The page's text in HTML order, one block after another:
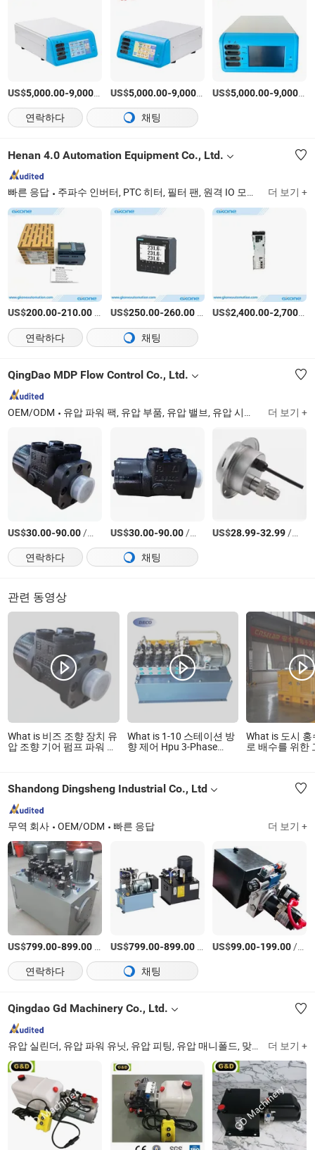
US$5,000.00-9,000.00 /세트
US$5,000.00-9,000.00 /세트
US$5,000.00-9,000.00
연락하다
채팅
Henan 4.0 Automation Equipment Co., Ltd.
빠른 응답 주파수 인버터, PTC 히터, 필터 팬, 원격 IO 모듈, AC 냉각 팬, 지멘스, 이더캣 스위치, ABB 슈나이더, PLC, DIN 레일 전원 공급 장치 더 보기 +
US$200.00-210.00 US$250.00-260.00/상품 US$2,400.00-2,700.00
연락하다
채팅
QingDao MDP Flow Control Co., Ltd.
OEM/ODM 유압 파워 팩, 유압 부품, 유압 밸브, 유압 시스템, 펌프 및 밸브, 오일 쿨러, 밸브 액추에이터 포지셔너, 유압 모터, 열 교환기, 유압 게이지 더 보기 +
US$30.00-90.00 /상품 US$30.00-90.00/상품 US$28.99-32.99 /상품
연락하다
채팅
관련 동영상
What is 비즈 조향 장치 유
압 조향 기어 펌프 파워 스
What is 1-10 스테이션 방
향 제어 Hpu 3-Phase
What is 도시
로 배수를 위한
Shandong Dingsheng Industrial Co., Ltd
무역 회사 OEM/ODM 빠른 응답 더 보기 +
US$799.00-899.00 US$799.00-899.00/상품 US$99.00-199.00/상품
연락하다
채팅
Qingdao Gd Machinery Co., Ltd.
유압 실린더, 유압 파워 유닛, 유압 피팅, 유압 매니폴드, 맞춤형 유압 실린더, 피트니스 유압 부품 더 보기 +